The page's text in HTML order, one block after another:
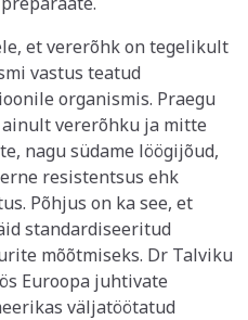
et vererõhk on tegelikult
vastus teatud
organismis. Praegu
vererõhku ja mitte
nagu südame löögijõud,
resistentsus ehk
Põhjus on ka see, et
standardiseeritud
mõõtmiseks. Dr Talviku
Euroopa juhtivate
väljatöötatud